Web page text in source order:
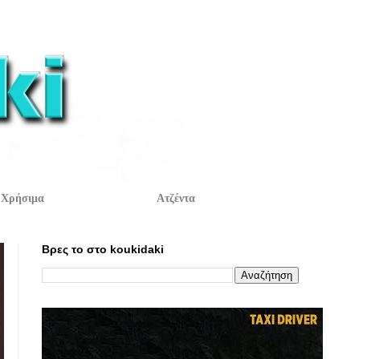
Χρήσιμα Ατζέντα
Βρες το στο koukidaki